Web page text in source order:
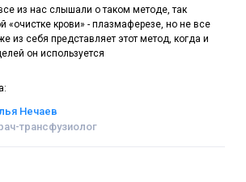
из нас слышали о таком методе, так
«очистке крови» - плазмаферезе, но не все
из себя представляет этот метод, когда и
он используется
Нечаев
трансфузиолог